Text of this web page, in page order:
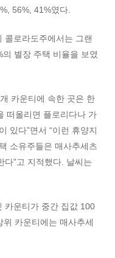
56%, 41%였다.
콜로라도주에서는 그랜
의 별장 주택 비율을 보였
카운티에 속한 곳은 한
떠올리면 플로리다나 가
있다”면서 “이런 휴양지
소유주들은 매사추세츠
다”고 지적했다. 날씨는
카운티가 중간 집값 100
카운티에는 매사추세